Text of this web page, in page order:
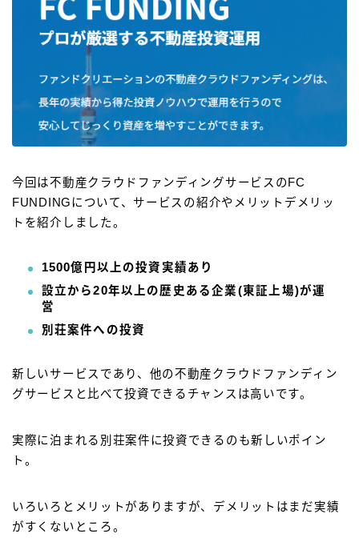
今回は不動産クラウドファンディングサービスのFC
FUNDINGについて、サービスの紹介やメリットデメリッ
トを紹介しました。
1500億円以上の投資実績あり
設立から20年以上の歴史ある企業(東証上場)が運
営
別荘案件への投資
新しいサービスであり、他の不動産クラウドファンディン
グサービスと比べて投資できるチャンスは高いです。
実際に泊まれる別荘案件に投資できるのも新しいポイン
ト。
いろいろとメリットがありますが、デメリットはまだ実績
がすくないところ。